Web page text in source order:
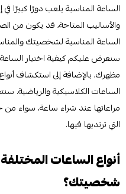
الساعة المناسبة يلعب دورًا كبيرًا
والأساليب المتاحة، قد يكون من
الساعة المناسبة لشخصيتك
سنعرض عليكم كيفية اختيار
مظهرك، بالإضافة إلى استكشاف
الساعات الكلاسيكية والرياضية.
مراعاتها عند شراء ساعة، سواء من
التي ترتديها فيها.
أنواع الساعات
شخصيتك؟